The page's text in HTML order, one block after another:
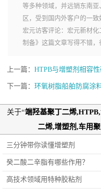
等多种领域，并远销东南
区，受到国内外客户的一致
宏元访客评论：宏元新材
制备》这篇文章写得不错，
上一篇： HTPB与增塑剂相容
下一篇： 环氧树脂船舶防腐涂
关于“端羟基聚丁二烯
二烯,增塑剂,车用
三分钟带你读懂增塑剂
癸二酸二辛脂有哪些作用？
高技术领域用特种胶粘剂